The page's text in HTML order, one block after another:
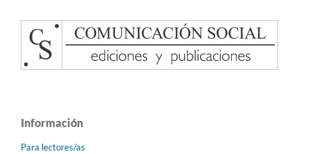
Información
Para lectores/as